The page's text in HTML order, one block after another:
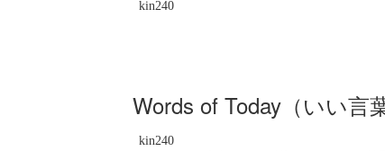
kin240
Words of Today（いい言葉
kin240